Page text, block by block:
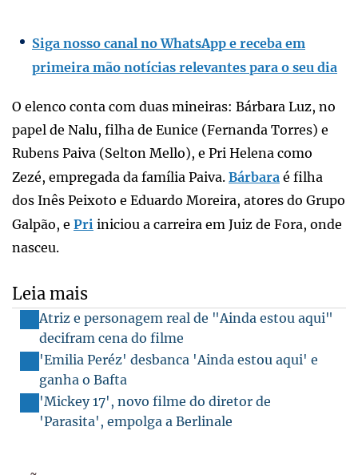
Siga nosso canal no WhatsApp e receba em
primeira mão notícias relevantes para o seu dia
O elenco conta com duas mineiras: Bárbara Luz, no
papel de Nalu, filha de Eunice (Fernanda Torres) e
Rubens Paiva (Selton Mello), e Pri Helena como
Zezé, empregada da família Paiva. Bárbara é filha
dos Inês Peixoto e Eduardo Moreira, atores do Grupo
Galpão, e Pri iniciou a carreira em Juiz de Fora, onde
nasceu.
Leia mais
Atriz e personagem real de "Ainda estou aqui"
decifram cena do filme
'Emilia Peréz' desbanca 'Ainda estou aqui' e
ganha o Bafta
'Mickey 17', novo filme do diretor de
'Parasita', empolga a Berlinale